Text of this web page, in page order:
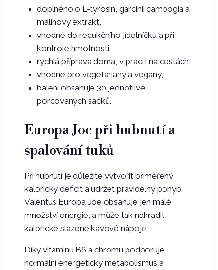
doplněno o L-tyrosin, garcinii cambogia a
malinový extrakt,
vhodné do redukčního jídelníčku a při
kontrole hmotnosti,
rychlá příprava doma, v práci i na cestách,
vhodné pro vegetariány a vegany,
balení obsahuje 30 jednotlivě
porcovaných sáčků.
Europa Joe při hubnutí a
spalování tuků
Při hubnutí je důležité vytvořit přiměřený
kalorický deficit a udržet pravidelný pohyb.
Valentus Europa Joe obsahuje jen malé
množství energie, a může tak nahradit
kalorické slazené kávové nápoje.
Díky vitaminu B6 a chromu podporuje
normální energetický metabolismus a